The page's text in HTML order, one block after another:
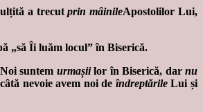
a trecutprin mâinileApostolilor Lui,
„să Îi luăm locul” în Biserică.
suntem urmașiilor în Biserică, darnu
nevoie avem noi de îndreptărileLui și